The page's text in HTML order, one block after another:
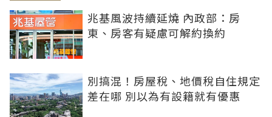
兆基風波持續延燒 內政部：房
東、房客有疑慮可解約換約
別搞混！房屋稅、地價稅自住規定
差在哪 別以為有設籍就有優惠